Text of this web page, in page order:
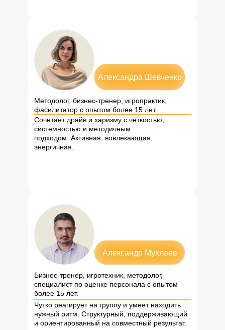
Александра Шевченко
Методолог, бизнес-тренер, игропрактик,
фасилитатор с опытом более 15 лет.
Сочетает драйв и харизму с чёткостью,
системностью и методичным
подходом. Активная, вовлекающая,
энергичная.
Александр Мухлаев
Бизнес-тренер, игротехник, методолог,
специалист по оценке персонала с опытом
более 15 лет.
Чутко реагирует на группу и умеет находить
нужный ритм. Структурный, поддерживающий
и ориентированный на совместный результат.